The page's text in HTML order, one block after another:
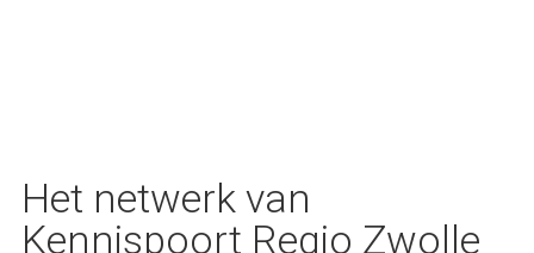
Het netwerk van
Kennispoort Regio Zwolle